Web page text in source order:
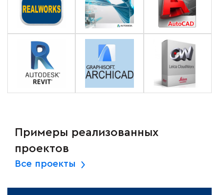
Примеры реализованных
проектов
Все проекты